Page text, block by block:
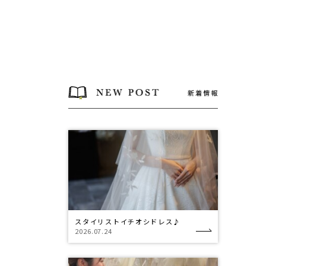
スタイリストイチオシドレス♪
2026.07.24